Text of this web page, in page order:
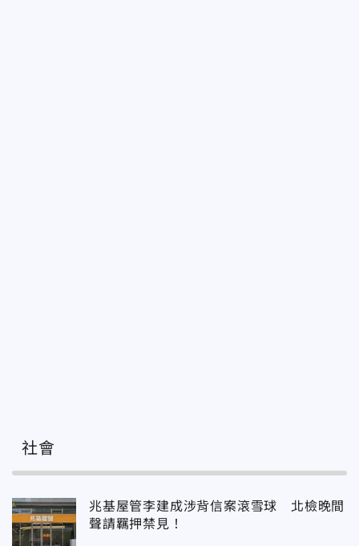
社會
兆基屋管李建成涉背信案滾雪球 北檢晚間
聲請羈押禁見！